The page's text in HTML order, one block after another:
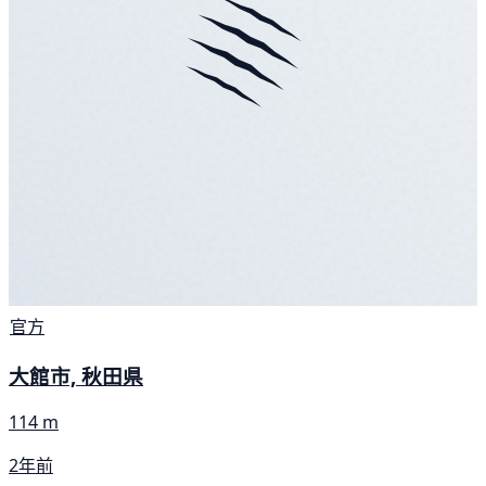
官方
大館市, 秋田県
114 m
2年前